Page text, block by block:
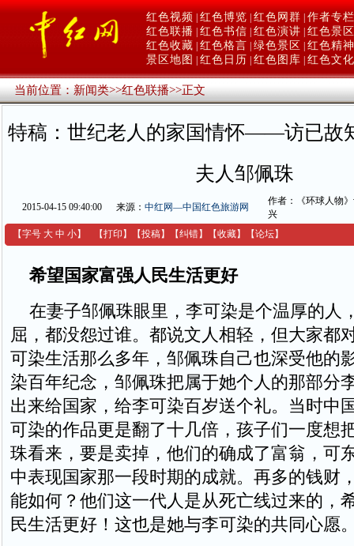
红色视频 红色博览 红色网群 作者专栏
红色联播 红色书信 红色演讲 红色景区
红色收藏 红色格言 绿色景区
红色精神
景区地图
红色日历 红色图库 红色文化
当前位置：新闻类>>红色联播>>正文
特稿：世纪老人的家国情怀——访已故
夫人邹佩珠
2015-04-15 09:40:00 来源： 中红网—中国红色旅游网
作者：《环球人物
兴
【字号 大 中 小】 【打印 】 【投稿】 【纠错】 【收藏】 【论坛】
希望国家富强人民生活更好
在妻子邹佩珠眼里，李可染是个温厚的人
屈，都没怨过谁。都说文人相轻，但大家都
可染生活那么多年，邹佩珠自己也深受他的
染百年纪念，邹佩珠把属于她个人的那部分
出来给国家，给李可染百岁送个礼。当时中
可染的作品更是翻了十几倍，孩子们一度想
珠看来，要是卖掉，他们的确成了富翁，可
中表现国家那一段时期的成就。再多的钱财
能如何？他们这一代人是从死亡线过来的，
民生活更好！这也是她与李可染的共同心愿